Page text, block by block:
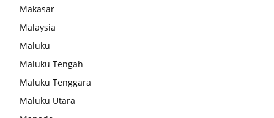
Makasar
Malaysia
Maluku
Maluku Tengah
Maluku Tenggara
Maluku Utara